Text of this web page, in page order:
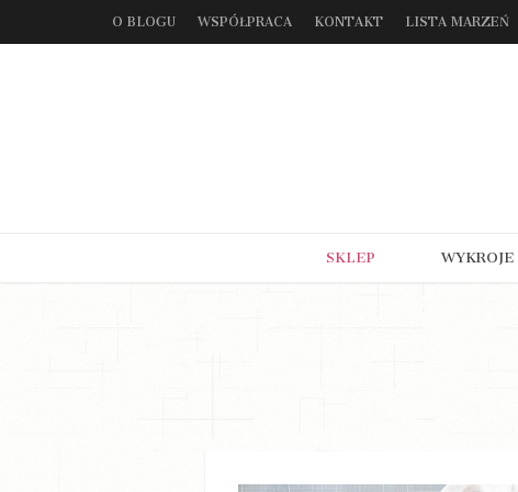
O BLOGU WSPÓŁPRACA KONTAKT LISTA MARZEŃ
SKLEP WYKROJE